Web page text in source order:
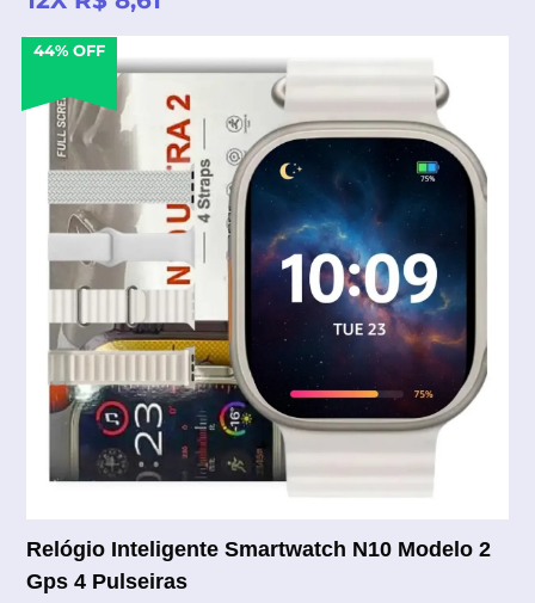
44% OFF
Relógio Inteligente Smartwatch N10 Modelo 2
Gps 4 Pulseiras